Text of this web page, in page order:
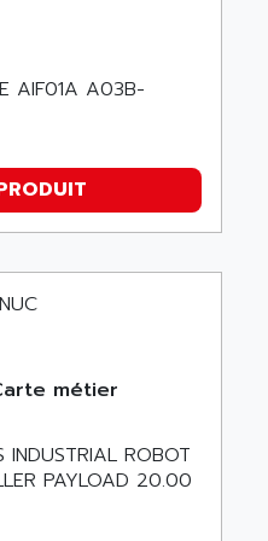
MOTOR
AIF01A A03B-
métier
ROBOT
PAYLOAD 20.00